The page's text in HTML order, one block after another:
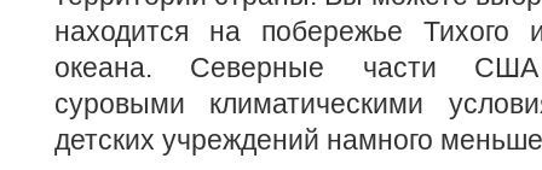
находится на побережье Тихого
океана. Северные части США
суровыми климатическими
детских учреждений намного